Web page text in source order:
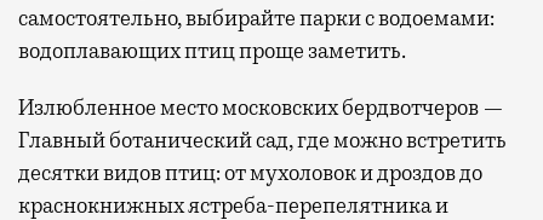
самостоятельно, выбирайте парки с водоемами:
водоплавающих птиц проще заметить.
Излюбленное место московских бердвотчеров —
Главный ботанический сад, где можно встретить
десятки видов птиц: от мухоловок и дроздов до
краснокнижных ястреба-перепелятника и